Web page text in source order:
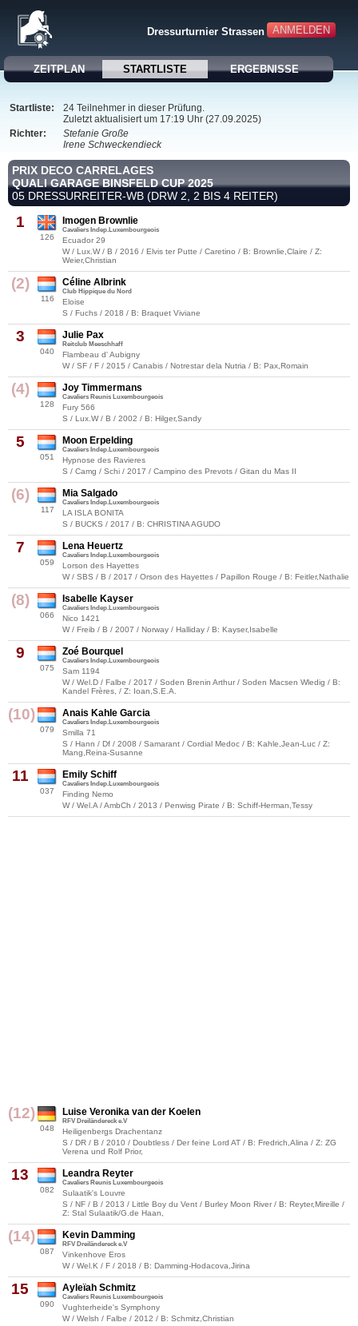
ANMELDEN
Dressurturnier Strassen
ZEITPLAN STARTLISTE ERGEBNISSE
Startliste:
24 Teilnehmer in dieser Prüfung.
Zuletzt aktualisiert um 17:19 Uhr (27.09.2025)
Richter:
Stefanie Große
Irene Schweckendieck
PRIX DECO CARRELAGES
QUALI GARAGE BINSFELD CUP 2025
05 DRESSURREITER-WB (DRW 2, 2 BIS 4 REITER)
1
126
Imogen Brownlie
Cavaliers Indep.Luxembourgeois
Ecuador 29
W / Lux.W / B / 2016 / Elvis ter Putte / Caretino / B: Brownlie,Claire / Z:
Weier,Christian
(2)
116
Céline Albrink
Club Hippique du Nord
Eloise
S / Fuchs / 2018 / B: Braquet Viviane
3
040
Julie Pax
Reitclub Meeschhaff
Flambeau d' Aubigny
W / SF / F / 2015 / Canabis / Notrestar dela Nutria / B: Pax,Romain
(4)
128
Joy Timmermans
Cavaliers Reunis Luxembourgeois
Fury 566
S / Lux.W / B / 2002 / B: Hilger,Sandy
5
051
Moon Erpelding
Cavaliers Indep.Luxembourgeois
Hypnose des Ravieres
S / Camg / Schi / 2017 / Campino des Prevots / Gitan du Mas II
(6)
117
Mia Salgado
Cavaliers Indep.Luxembourgeois
LA ISLA BONITA
S / BUCKS / 2017 / B: CHRISTINA AGUDO
7
059
Lena Heuertz
Cavaliers Indep.Luxembourgeois
Lorson des Hayettes
W / SBS / B / 2017 / Orson des Hayettes / Papillon Rouge / B: Feitler,Nathalie
(8)
066
Isabelle Kayser
Cavaliers Indep.Luxembourgeois
Nico 1421
W / Freib / B / 2007 / Norway / Halliday / B: Kayser,Isabelle
9
075
Zoé Bourquel
Cavaliers Indep.Luxembourgeois
Sam 1194
W / Wel.D / Falbe / 2017 / Soden Brenin Arthur / Soden Macsen Wledig / B:
Kandel Frères, / Z: Ioan,S.E.A.
(10)
079
Anais Kahle Garcia
Cavaliers Indep.Luxembourgeois
Smilla 71
S / Hann / Df / 2008 / Samarant / Cordial Medoc / B: Kahle,Jean-Luc / Z:
Mang,Reina-Susanne
11
037
Emily Schiff
Cavaliers Indep.Luxembourgeois
Finding Nemo
W / Wel.A / AmbCh / 2013 / Penwisg Pirate / B: Schiff-Herman,Tessy
(12)
048
Luise Veronika van der Koelen
RFV Dreiländereck e.V
Heiligenbergs Drachentanz
S / DR / B / 2010 / Doubtless / Der feine Lord AT / B: Fredrich,Alina / Z: ZG
Verena und Rolf Prior,
13
082
Leandra Reyter
Cavaliers Reunis Luxembourgeois
Sulaatik's Louvre
S / NF / B / 2013 / Little Boy du Vent / Burley Moon River / B: Reyter,Mireille /
Z: Stal Sulaatik/G.de Haan,
(14)
087
Kevin Damming
RFV Dreiländereck e.V
Vinkenhove Eros
W / Wel.K / F / 2018 / B: Damming-Hodacova,Jirina
15
090
Ayleïah Schmitz
Cavaliers Reunis Luxembourgeois
Vughterheide's Symphony
W / Welsh / Falbe / 2012 / B: Schmitz,Christian